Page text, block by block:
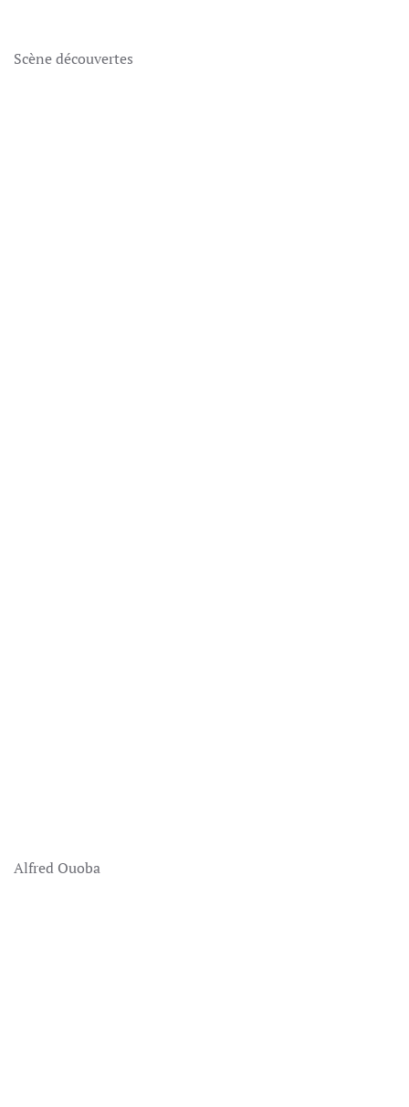
Scène découvertes
Alfred Ouoba